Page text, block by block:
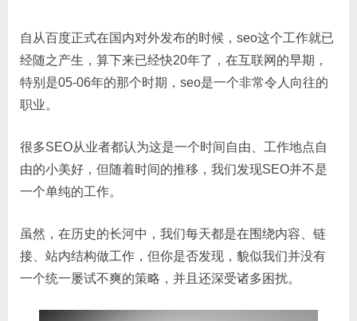
自从百度正式在国内对外发布的时候，seo这个工作就已
经随之产生，算下来已经快20年了，在互联网的早期，
特别是05-06年的那个时期，seo是一个非常令人向往的
职业。
很多SEO从业者都认为这是一个时间自由、工作地点自
由的小美好，但随着时间的推移，我们发现SEO并不是
一个单纯的工作。
虽然，在历史的长河中，我们每天都是在围绕内容、链
接、站内结构做工作，但你是否发现，貌似我们并没有
一个统一屡试不爽的策略，并且还深受诸多困扰。